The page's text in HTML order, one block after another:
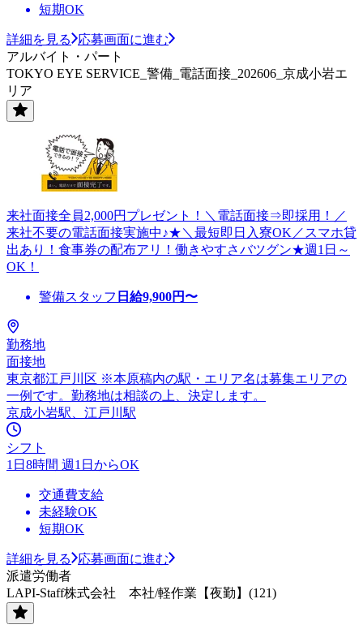
短期OK
詳細を見る
応募画面に進む
アルバイト・パート
TOKYO EYE SERVICE_警備_電話面接_202606_京成小岩エ
リア
来社面接全員2,000円プレゼント！＼電話面接⇒即採用！／
来社不要の電話面接実施中♪★＼最短即日入寮OK／スマホ貸
出あり！食事券の配布アリ！働きやすさバツグン★週1日～
OK！
警備スタッフ 日給9,900円〜
勤務地
面接地
東京都江戸川区 ※本原稿内の駅・エリア名は募集エリアの
一例です。勤務地は相談の上、決定します。
京成小岩駅、江戸川駅
シフト
1日8時間 週1日からOK
交通費支給
未経験OK
短期OK
詳細を見る
応募画面に進む
派遣労働者
LAPI-Staff株式会社 本社/軽作業【夜勤】(121)